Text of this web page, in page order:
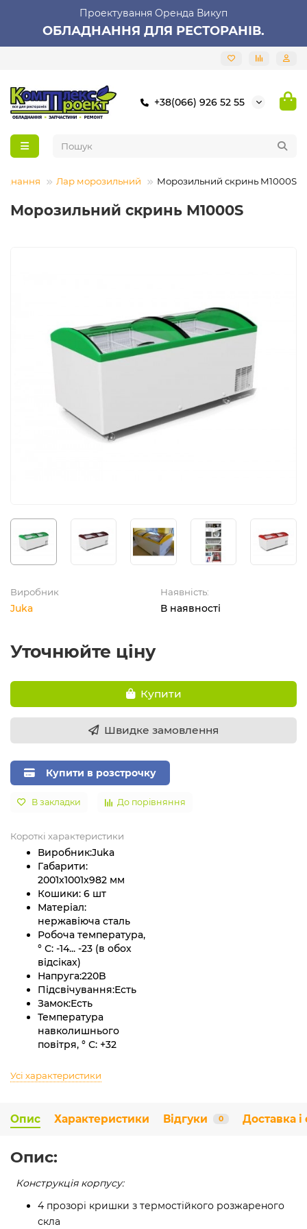
Проектування Оренда Викуп
ОБЛАДНАННЯ ДЛЯ РЕСТОРАНІВ.
+38(066) 926 52 55
Лар морозильний Морозильний скринь M1000S
Морозильний скринь M1000S
Виробник
Juka
Наявність:
В наявності
Уточнюйте ціну
Купити
Швидке замовлення
Купити в розстрочку
В закладки До порівняння
Короткі характеристики
Виробник:Juka
Габарити:
2001х1001х982 мм
Кошики: 6 шт
Матеріал:
нержавіюча сталь
Робоча температура,
° С: -14... -23 (в обох
відсіках)
Напруга:220B
Підсвічування:Есть
Замок:Есть
Температура
навколишнього
повітря, ° С: +32
Усі характеристики
Опис Характеристики Відгуки 0 Доставка і
Опис:
Конструкція корпусу:
4 прозорі кришки з термостійкого розжареного
скла